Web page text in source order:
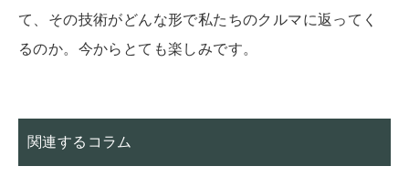
て、その技術がどんな形で私たちのクルマに返ってく
るのか。今からとても楽しみです。
関連するコラム